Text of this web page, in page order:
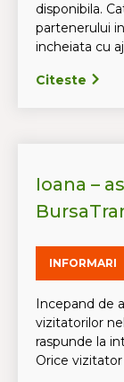
disponibila.
partenerului
incheiata cu
Citeste
Ioana –
INFORMARI
Incepand de
vizitatorilor
raspunde la
Orice